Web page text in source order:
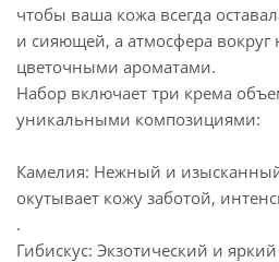
чтобы ваша кожа всегда
и сияющей, а атмосфера
цветочными ароматами.
Набор включает три крема
уникальными композициями:
Камелия: Нежный и
окутывает кожу заботой,
.
Гибискус: Экзотический и